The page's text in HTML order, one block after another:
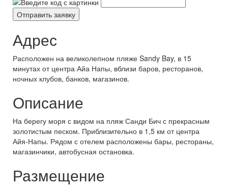
Адрес
Расположен на великолепном пляже Sandy Bay, в 15
минутах от центра Айа Напы, вблизи баров, ресторанов,
ночных клубов, банков, магазинов.
Описание
На берегу моря с видом на пляж Санди Бич с прекрасным
золотистым песком. Приблизительно в 1,5 км от центра
Айя-Напы. Рядом с отелем расположены бары, рестораны,
магазинчики, автобусная остановка.
Размещение